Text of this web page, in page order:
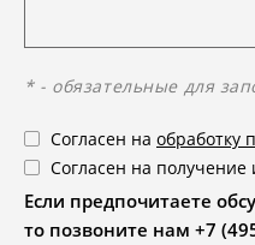
* - обязательные для
Согласен на обработку
Согласен на
Если предпочитаете
то позвоните нам +7